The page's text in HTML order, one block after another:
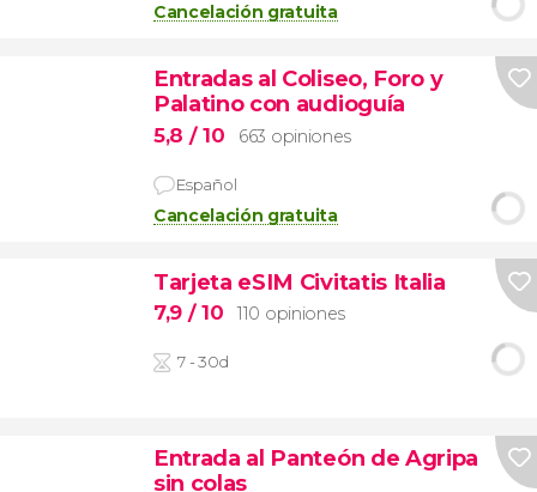
Cancelación gratuita
Entradas al Coliseo, Foro y
Palatino con audioguía
5,8 / 10 663 opiniones
Español
Cancelación gratuita
Tarjeta eSIM Civitatis Italia
7,9 / 10 110 opiniones
7 - 30d
Entrada al Panteón de Agripa
sin colas